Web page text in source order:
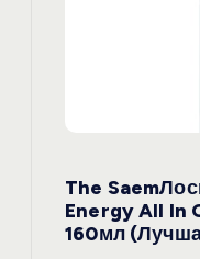
The
Energy All In
160мл